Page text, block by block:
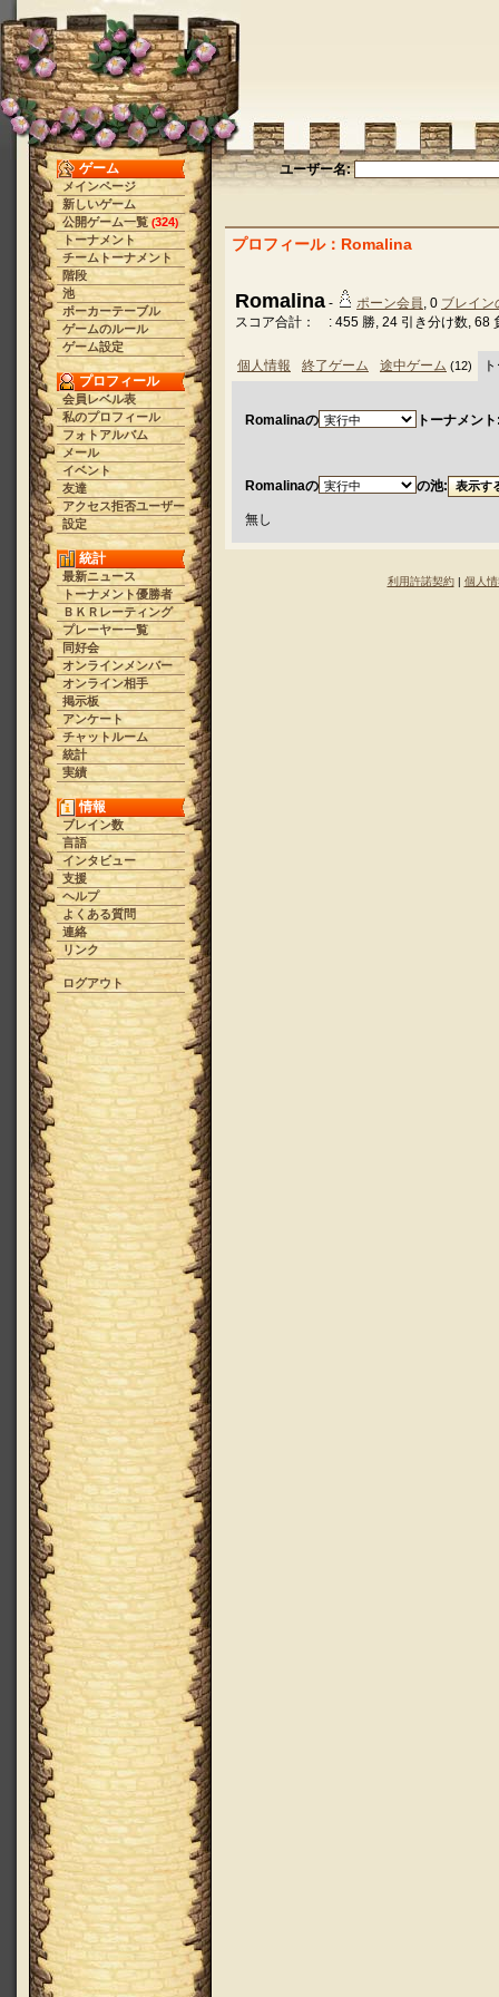
ゲーム
メインページ
新しいゲーム
公開ゲーム一覧 (324)
トーナメント
チームトーナメント
階段
池
ポーカーテーブル
ゲームのルール
ゲーム設定
プロフィール
会員レベル表
私のプロフィール
フォトアルバム
メール
イベント
友達
アクセス拒否ユーザー
設定
統計
最新ニュース
トーナメント優勝者
ＢＫＲレーティング
プレーヤー一覧
同好会
オンラインメンバー
オンライン相手
掲示板
アンケート
チャットルーム
統計
実績
情報
ブレイン数
言語
インタビュー
支援
ヘルプ
よくある質問
連絡
リンク
ログアウト
ユーザー名:
プロフィール：Romalina
Romalina - ポーン会員, 0 ブレイン
スコア合計： : 455 勝, 24 引き分け数, 68
個人情報 終了ゲーム 途中ゲーム (12)
Romalinaの トーナメン
Romalinaの の池:
無し
利用許諾契約| 個人